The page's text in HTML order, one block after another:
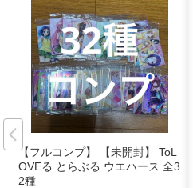
【フルコンプ】 【未開封】 ToL
OVEる とらぶる ウエハース 全3
2種